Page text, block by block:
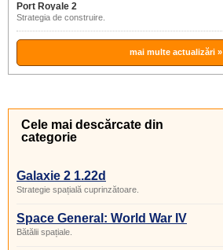
Port Royale 2
Strategia de construire.
mai multe actualizări »
Cele mai descărcate din
categorie
Galaxie 2 1.22d
Strategie spațială cuprinzătoare.
Space General: World War IV
Bătălii spațiale.